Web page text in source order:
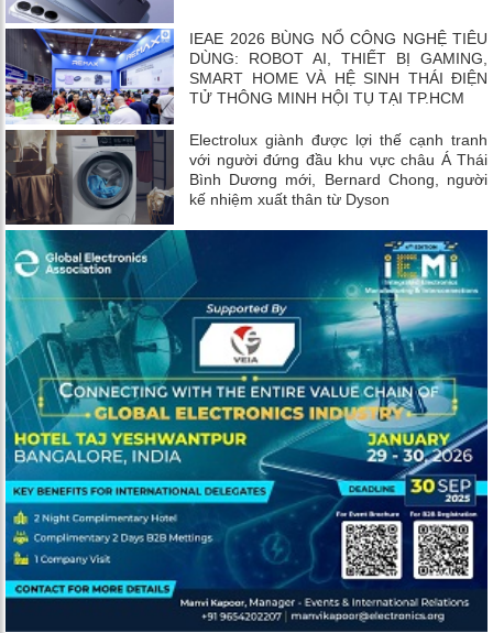
IEAE 2026 BÙNG NỔ CÔNG NGHỆ TIÊU
DÙNG: ROBOT AI, THIẾT BỊ GAMING,
SMART HOME VÀ HỆ SINH THÁI ĐIỆN
TỬ THÔNG MINH HỘI TỤ TẠI TP.HCM
Electrolux giành được lợi thế cạnh tranh
với người đứng đầu khu vực châu Á Thái
Bình Dương mới, Bernard Chong, người
kế nhiệm xuất thân từ Dyson